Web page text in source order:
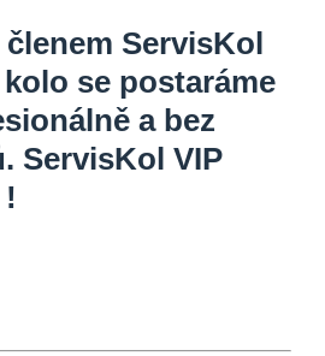
ServisKol
se postaráme
a bez
ServisKol VIP